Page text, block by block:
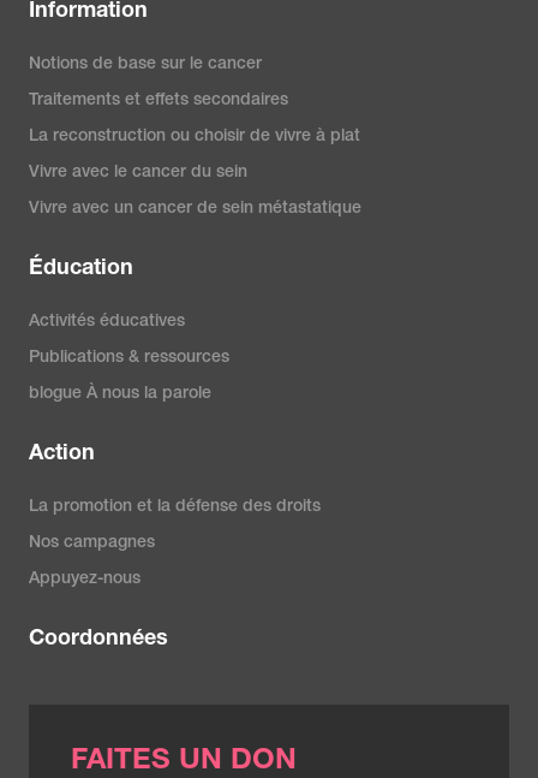
Information
Notions de base sur le cancer
Traitements et effets secondaires
La reconstruction ou choisir de vivre à plat
Vivre avec le cancer du sein
Vivre avec un cancer de sein métastatique
Éducation
Activités éducatives
Publications & ressources
blogue À nous la parole
Action
La promotion et la défense des droits
Nos campagnes
Appuyez-nous
Coordonnées
FAITES UN DON